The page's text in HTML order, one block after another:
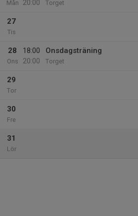
Mån
20:00
Torget
27
Tis
28
Ons
18:00
20:00
Onsdagsträning
Torget
29
Tor
30
Fre
31
Lör